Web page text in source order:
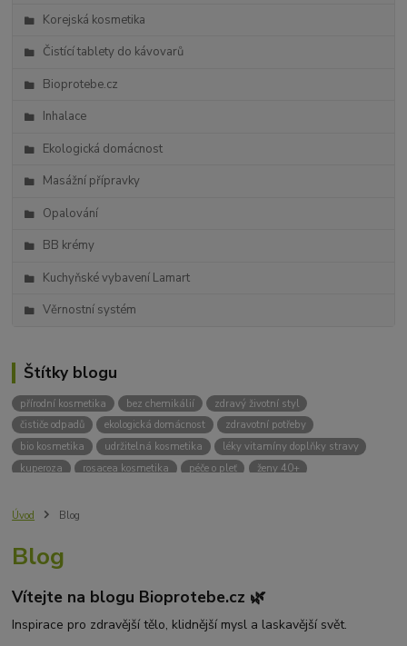
Korejská kosmetika
Čistící tablety do kávovarů
Bioprotebe.cz
Inhalace
Ekologická domácnost
Masážní přípravky
Opalování
BB krémy
Kuchyňské vybavení Lamart
Věrnostní systém
Štítky blogu
přírodní kosmetika bez chemikálií
zdravý životní styl
čističe odpadů
ekologická domácnost
zdravotní potřeby
bio kosmetika
udržitelná kosmetika
léky vitamíny doplňky stravy
kuperoza
rosacea kosmetika péče o pleť
ženy 40+
bez chemie
Přírodní čistící prostředky
Jak se zbavit lupů
Příčiny lupů Léčba lupů
Suchá pokožka hlavy a lupy
Přírodní prostředky na lupy
Úvod Blog
Blog
Vítejte na blogu Bioprotebe.cz 🌿
Inspirace pro zdravější tělo, klidnější mysl a laskavější svět.